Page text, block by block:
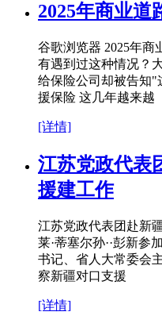
2025年商业道
谷歌浏览器 2025年商
有遇到过这种情况？
给保险公司却被告知"
援保险 这几年越来越
[详情]
江苏党政代表
援建工作
江苏党政代表团赴新
莱·蒂塞尔孙··彭新参
书记、省人大常委会
察新疆对口支援
[详情]